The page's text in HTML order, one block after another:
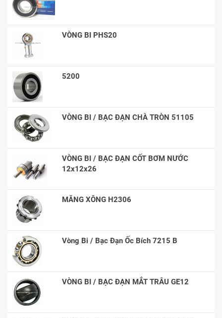
VÒNG BI PHS20
5200
VÒNG BI / BẠC ĐẠN CHÀ TRÒN 51105
VÒNG BI / BẠC ĐẠN CỐT BƠM NƯỚC
12x12x26
MĂNG XÔNG H2306
Vòng Bi / Bạc Đạn Ốc Bích 7215 B
VÒNG BI / BẠC ĐẠN MẮT TRÂU GE12